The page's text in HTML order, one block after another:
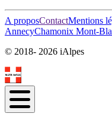
A proposContactMentions
AnnecyChamonix Mont-
© 2018- 2026 iAlpes